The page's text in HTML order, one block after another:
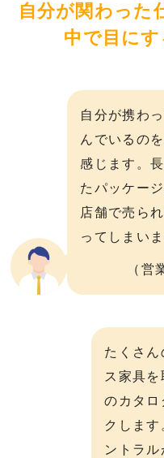
自分が関わった
中で目に
自分が携わ
んでいるの
感じます。
たパッケー
店舗で売ら
ってしまいま
（営
たくさん
ス家具
のカタロ
クしま
ントラル